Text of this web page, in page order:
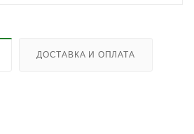
ДОСТАВКА И ОПЛАТА